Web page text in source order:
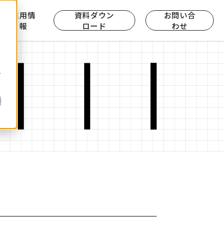
採用情
報
資料ダウン
ロード
お問い合
わせ